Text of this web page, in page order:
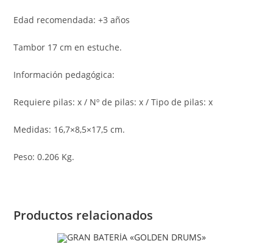
Edad recomendada: +3 años
Tambor 17 cm en estuche.
Información pedagógica:
Requiere pilas: x / Nº de pilas: x / Tipo de pilas: x
Medidas: 16,7×8,5×17,5 cm.
Peso: 0.206 Kg.
Productos relacionados